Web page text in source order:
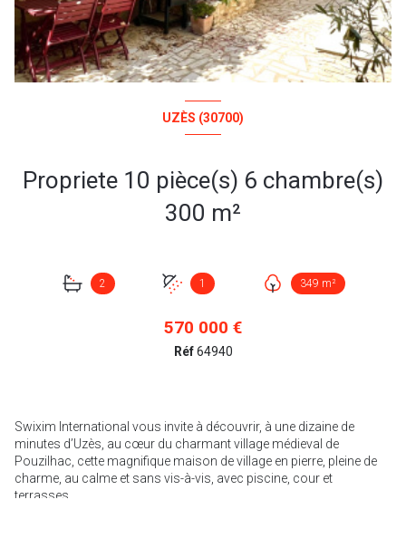
UZÈS (30700)
Propriete 10 pièce(s) 6 chambre(s)
300 m²
2 1 349 m²
570 000 €
Réf64940
Swixim International vous invite à découvrir, à une dizaine de
minutes d’Uzès, au cœur du charmant village médieval de
Pouzilhac, cette magnifique maison de village en pierre, pleine de
charme, au calme et sans vis-à-vis, avec piscine, cour et
terrasses.